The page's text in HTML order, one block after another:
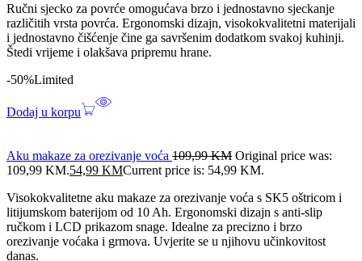
Ručni sjecko za povrće omogućava brzo i jednostavno sjeckanje
različitih vrsta povrća. Ergonomski dizajn, visokokvalitetni materijali
i jednostavno čišćenje čine ga savršenim dodatkom svakoj kuhinji.
Štedi vrijeme i olakšava pripremu hrane.
-50%Limited
Dodaj u korpu
Aku makaze za orezivanje voća 109,99KM Original price was:
109,99 KM.54,99 KMCurrent price is: 54,99 KM.
Visokokvalitetne aku makaze za orezivanje voća s SK5 oštricom i
litijumskom baterijom od 10 Ah. Ergonomski dizajn s anti-slip
ručkom i LCD prikazom snage. Idealne za precizno i brzo
orezivanje voćaka i grmova. Uvjerite se u njihovu učinkovitost
danas.